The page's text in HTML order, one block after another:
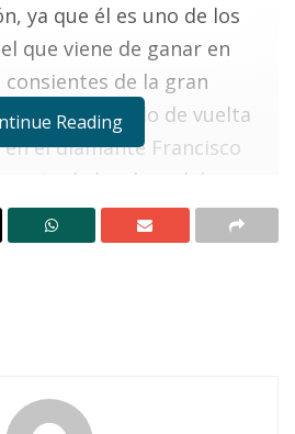
ya que él es uno de los
que viene de ganar en
de la gran
el duelo de vuelta
el diamante Francisco
de las doce del
llame el ampáyer oficial,
la semana para
Reading